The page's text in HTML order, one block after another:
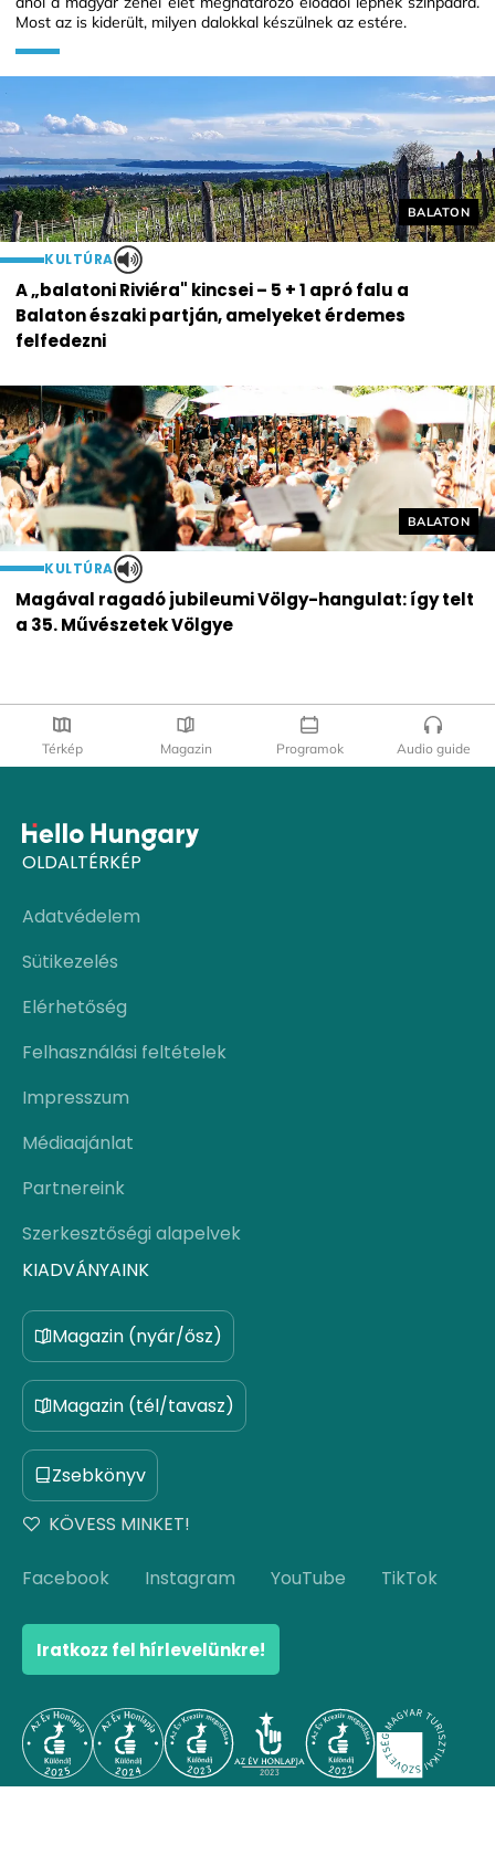
Helyszín
BALATON
KULTÚRA
A „balatoni Riviéra" kincsei – 5 + 1 apró falu a
Balaton északi partján, amelyeket érdemes
felfedezni
Most az is kiderült, milyen dalokkal készülnek az estére.
Helyszín
BALATON
KULTÚRA
Magával ragadó jubileumi Völgy-hangulat: így telt
a 35. Művészetek Völgye
Térkép Magazin Programok Audio guide
OLDALTÉRKÉP
Adatvédelem
Sütikezelés
Elérhetőség
Felhasználási feltételek
Impresszum
Médiaajánlat
Partnereink
Szerkesztőségi alapelvek
KIADVÁNYAINK
Magazin (nyár/ősz)
Magazin (tél/tavasz)
Zsebkönyv
KÖVESS MINKET!
Facebook Instagram YouTube TikTok
Iratkozz fel hírlevelünkre!